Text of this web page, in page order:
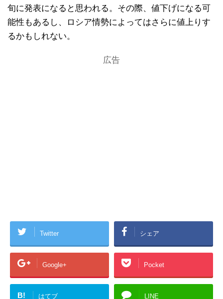
旬に発表になると思われる。その際、値下げになる可
能性もあるし、ロシア情勢によってはさらに値上りす
るかもしれない。
広告
Twitter シェア
Google+ Pocket
B! はてブ LINE